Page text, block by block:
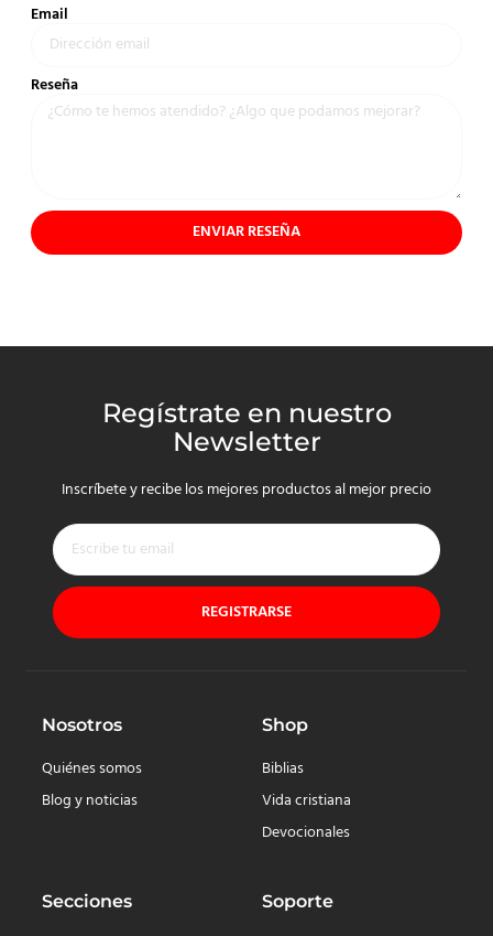
Email
Reseña
ENVIAR RESEÑA
Regístrate en nuestro
Newsletter
Inscríbete y recibe los mejores productos al mejor precio
REGISTRARSE
Nosotros
Quiénes somos
Blog y noticias
Shop
Biblias
Vida cristiana
Devocionales
Secciones Soporte